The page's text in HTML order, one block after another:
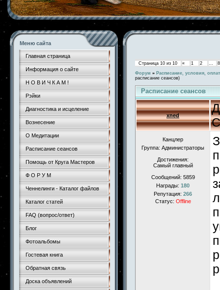
Меню сайта
Главная страница
Информация о сайте
Н О В И Ч К А М !
Рэйки
Диагностика и исцеление
Вознесение
О Медитации
Расписание сеансов
Помощь от Круга Мастеров
Ф О Р У М
Ченнелинги - Каталог файлов
Каталог статей
FAQ (вопрос/ответ)
Блог
Фотоальбомы
Гостевая книга
Обратная связь
Доска объявлений
Страница 10 из 10 « 1 2 …
8
Форум » Расписание, условия,
расписание сеансов)
Расписание сеансов
xned
Канцлер
Группа: Администраторы
Достижения:
Самый главный
Сообщений: 5859
Награды: 180
Репутация: 266
Статус: Offline